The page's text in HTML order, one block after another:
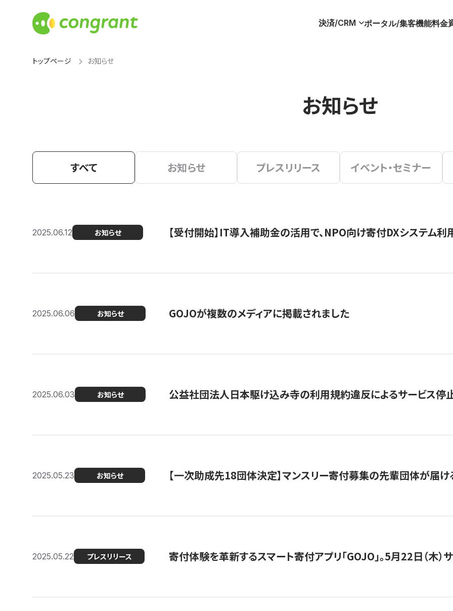
決済/CRM ポータル/集客機能料金
トップページ お知らせ
お知らせ
すべて お知らせ プレスリリース イベント・セミナー
2025.06.12 お知らせ 【受付開始】IT導入補助金の活用で、NPO向け寄付DXシステム
2025.06.06 お知らせ GOJOが複数のメディアに掲載されました
2025.06.03 お知らせ 公益社団法人日本駆け込み寺の利用規約違反によるサービス停
2025.05.23 お知らせ 【一次助成先18団体決定】マンスリー寄付募集の先輩団体が届
2025.05.22 プレスリリース 寄付体験を革新するスマート寄付アプリ「GOJO」。5月22日（木）